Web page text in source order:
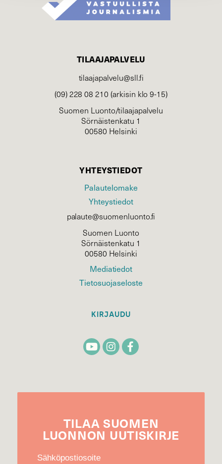
TILAAJAPALVELU
tilaajapalvelu@sll.fi
(09) 228 08 210 (arkisin klo 9-15)
Suomen Luonto/tilaajapalvelu
Sörnäistenkatu 1
00580 Helsinki
YHTEYSTIEDOT
Palautelomake
Yhteystiedot
palaute@suomenluonto.fi
Suomen Luonto
Sörnäistenkatu 1
00580 Helsinki
Mediatiedot
Tietosuojaseloste
KIRJAUDU
TILAA SUOMEN
LUONNON UUTIS­KIRJE
Sähköpostiosoite